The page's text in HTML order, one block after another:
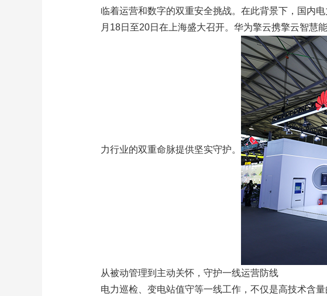
临着运营和数字的双重安全挑战。在此背景下，国内
月18日至20日在上海盛大召开。华为擎云携擎云智慧
力行业的双重命脉提供坚实守护。
从被动管理到主动关怀，守护一线运营防线
电力巡检、变电站值守等一线工作，不仅是高技术含